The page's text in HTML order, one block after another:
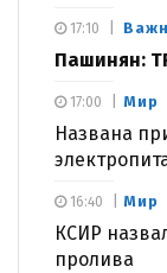
Пашинян:
17:10
Мир
Названа
17:00
Мир
КСИР
пролива
16:40